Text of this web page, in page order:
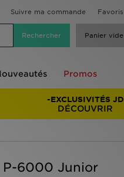
Suivre ma commande Favoris
Panier vide
Promos
-EXCLUSIVITÉS JD
DÉCOUVRIR
P-6000 Junior